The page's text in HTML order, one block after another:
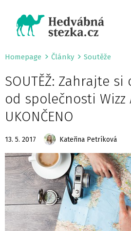
Homepage Články Soutěže
SOUTĚŽ: Zahrajte
od společnosti Wizz
UKONČENO
13. 5. 2017 Kateřina Petríková